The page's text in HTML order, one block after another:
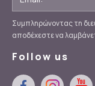
Συμπληρώνοντας τη
αποδέχεστε να
Follow us